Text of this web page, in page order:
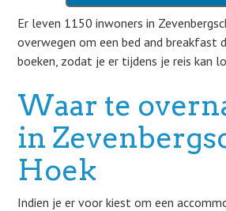
Er leven 1150 inwoners in
overwegen om een bed and breakfast
boeken, zodat je er tijdens je reis kan
Waar te
in
Hoek
Indien je er voor kiest om een